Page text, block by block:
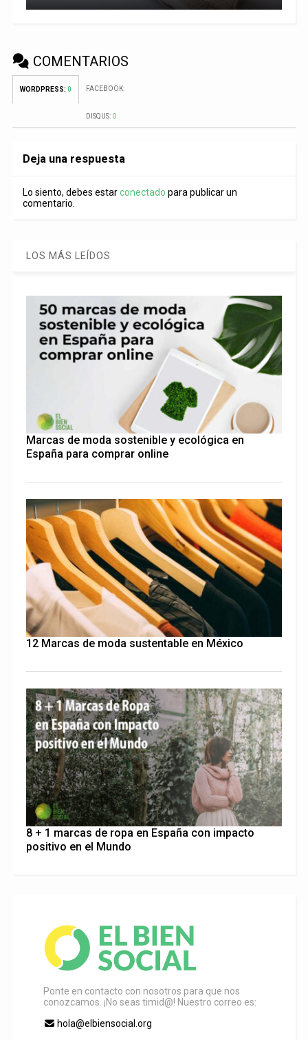
COMENTARIOS
WORDPRESS: 0 FACEBOOK:
DISQUS: 0
Deja una respuesta
Lo siento, debes estarconectado para publicar un
comentario.
LOS MÁS LEÍDOS
Marcas de moda sostenible y ecológica en
España para comprar online
12 Marcas de moda sustentable en México
8 + 1 marcas de ropa en España con impacto
positivo en el Mundo
Ponte en contacto con nosotros para que nos
conozcamos. ¡No seas timid@! Nuestro correo es:
hola@elbiensocial.org